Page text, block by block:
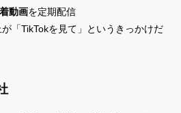
動画を定期配信
「TikTokを見て」というきっかけだ